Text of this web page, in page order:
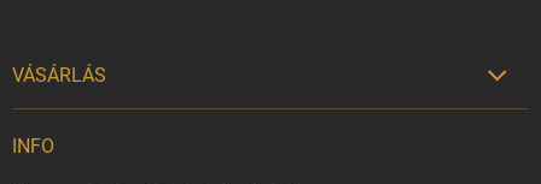
VÁSÁRLÁS 
INFO